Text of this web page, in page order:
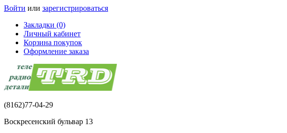
Войти или зарегистрироваться
Закладки (0)
Личный кабинет
Корзина покупок
Оформление заказа
(8162)77-04-29
Воскресенский бульвар 13